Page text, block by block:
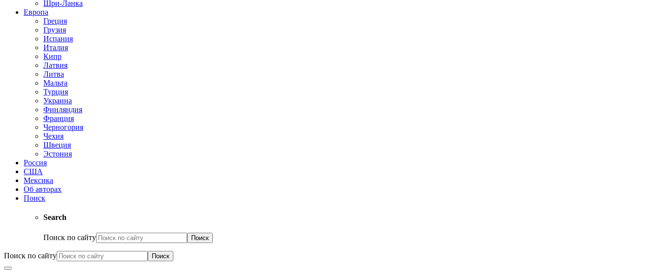
Шри-Ланка
Европа
Греция
Грузия
Испания
Италия
Кипр
Латвия
Литва
Мальта
Турция
Украина
Финляндия
Франция
Черногория
Чехия
Швеция
Эстония
Россия
США
Мексика
Об авторах
Поиск
Search
Поиск по сайту
Поиск по сайту